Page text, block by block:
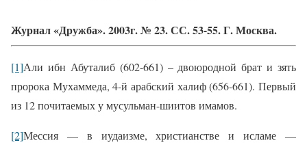
Журнал «Дружба». 2003г. № 23. СС. 53-55. Г. Москва.
[1]Али ибн Абуталиб (602-661) – двоюродной брат и зять
пророка Мухаммеда, 4-й арабский халиф (656-661). Первый
из 12 почитаемых у мусульман-шиитов имамов.
[2]Мессия — в иудаизме, христиан­стве и исламе —